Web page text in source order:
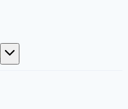
Toggle